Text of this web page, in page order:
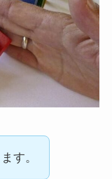
す。